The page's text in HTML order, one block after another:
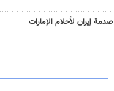
صدمة إيران لأحلام الإمارات